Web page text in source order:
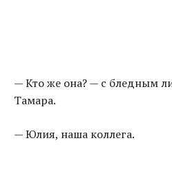
— Кто же она? — с бледным
Тамара.
— Юлия, наша коллега.